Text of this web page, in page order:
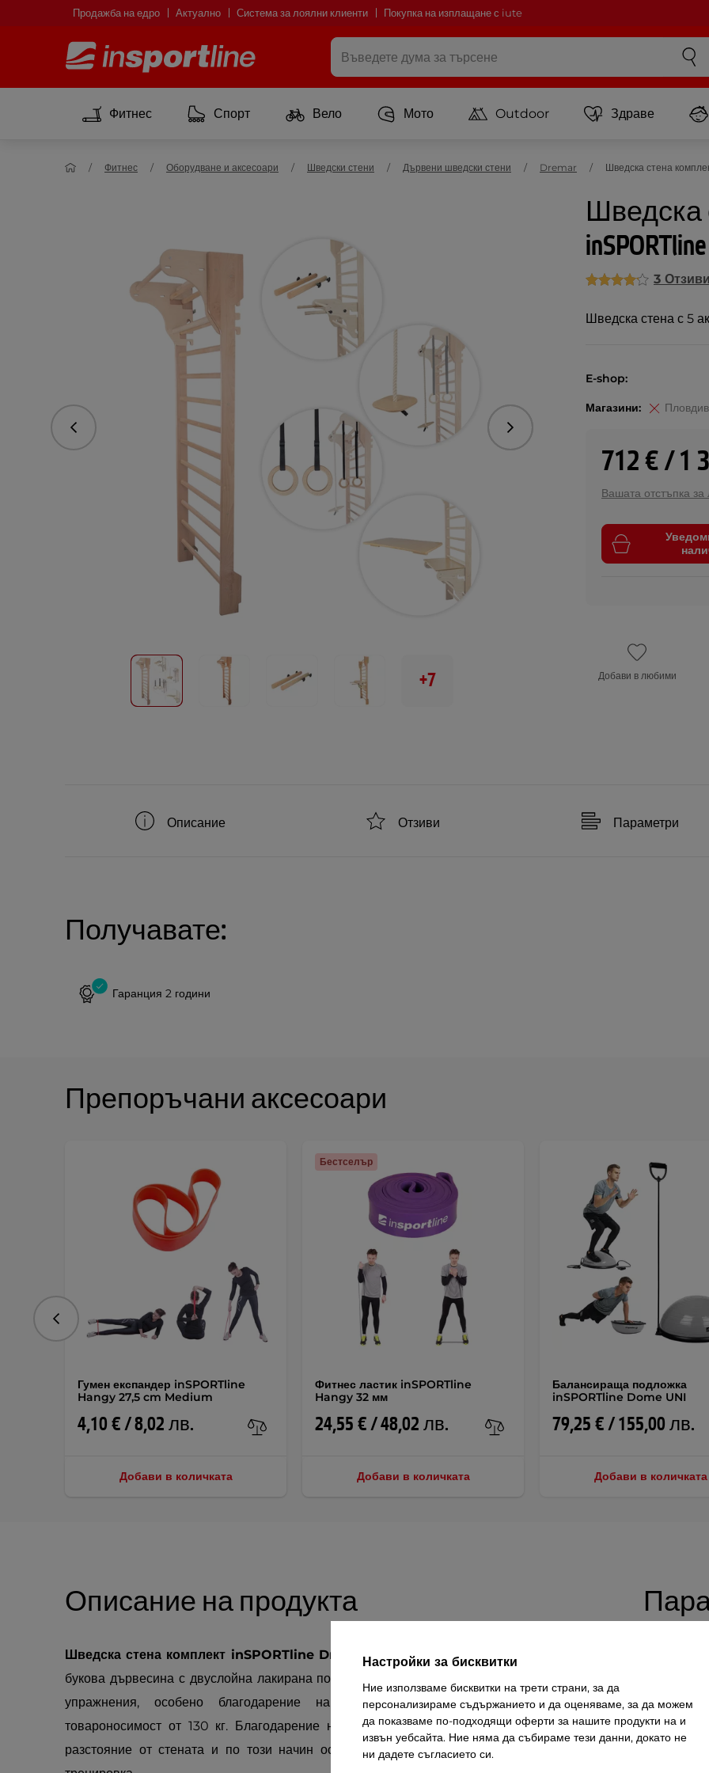
Продажба на едро Актуално Система за лоялни клиенти Покупка на изплащане с iute
Фитнес Спорт Вело Мото Outdoor Здраве
Фитнес Оборудване и аксесоари Шведски стени Дървени шведски стени Dremar Шведска стена
Шведска
3 Отзиви
Шведска стена с 5
Предишна Следваща
+7
E-shop:
Магазини: Пловдив
712 € / 1
Вашата отстъпка за
Добави в любими
Описание Отзиви Параметри
Получавате:
Гаранция 2 години
Препоръчани аксесоари
Гумен експандер inSPORTline
Hangy 27,5 cm Medium
4,10 € / 8,02 лв.
Добави в количката
Фитнес ластик inSPORTline
Hangy 32 мм
24,55 € / 48,02 лв.
Бестселър
Добави в количката
Балансираща подложка
inSPORTline Dome UNI
79,25 € / 155,00 лв.
Добави в количката
Предишна
Описание на продукта
Шведска стена комплект inSPORTline Dremar 250 x 90 сме изработена от здрава
букова дървесина с двуслойна лакирана повърхност. Идеална е за безопасни домашни
упражнения, особено благодарение на прецизната обработка и максимална
товароносимост от 130 кг. Благодарение на изреза в задната част има и по-голямо
разстояние от стената и по този начин осигурява повече свободно пространство за
Височина
Максимална
Материал
Настройки за бисквитки
Ние използваме бисквитки на трети страни, за да
персонализираме съдържанието и да оценяваме, за да можем
да показваме по-подходящи оферти за нашите продукти на и
извън уебсайта. Ние няма да събираме тези данни, докато не
ни дадете съгласието си.